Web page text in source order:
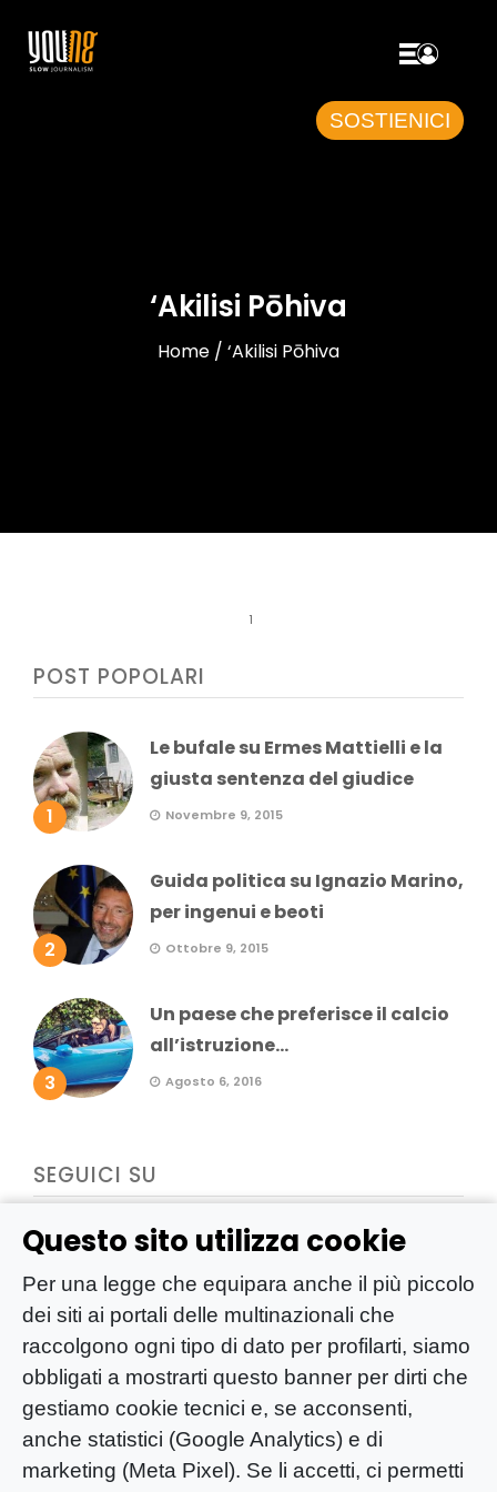
Questo sito utilizza cookie
Per una legge che equipara anche il più piccolo
dei siti ai portali delle multinazionali che
raccolgono ogni tipo di dato per profilarti, siamo
obbligati a mostrarti questo banner per dirti che
gestiamo cookie tecnici e, se acconsenti,
anche statistici (Google Analytics) e di
marketing (Meta Pixel). Se li accetti, ci permetti
SOSTIENICI
‘Akilisi Pōhiva
Home / ‘Akilisi Pōhiva
1
POST POPOLARI
1
Le bufale su Ermes Mattielli e la
giusta sentenza del giudice
Novembre 9, 2015
2
Guida politica su Ignazio Marino,
per ingenui e beoti
Ottobre 9, 2015
3
Un paese che preferisce il calcio
all’istruzione...
Agosto 6, 2016
SEGUICI SU